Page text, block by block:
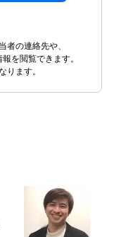
者の連絡先や、
を閲覧できます。
ります。